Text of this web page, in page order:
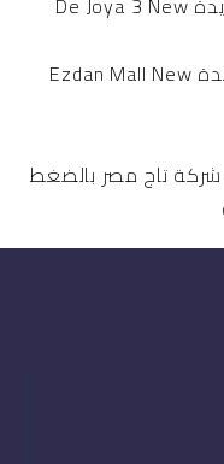
مول ازدان العاصمة الادارية الجديدة Ezdan Mall New
تاج مصر بالضغط